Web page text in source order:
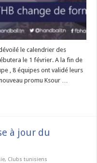
le calendrier des
le 1 février. A la fin de
, 8 équipes ont validé leurs
promu Ksour …
à jour du
, Clubs tunisiens